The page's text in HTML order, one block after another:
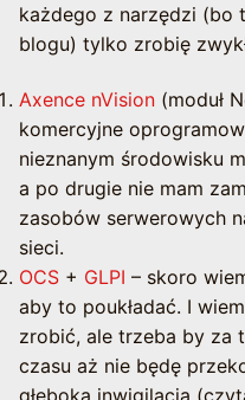
każdego z narzędzi (bo
blogu) tylko zrobię
Axence nVision (moduł
komercyjne
nieznanym środowisku
a po drugie nie mam
zasobów serwerowych
sieci.
OCS + GLPI – skoro
aby to poukładać. I
zrobić, ale trzeba by za
czasu aż nie będę